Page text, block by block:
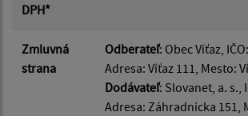
DPH*
Zmluvná
strana
Odberateľ: Obec Víťaz,
Adresa: Víťaz 111, Mesto:
Dodávateľ: Slovanet, a. s.,
Adresa: Záhradnícka 151,